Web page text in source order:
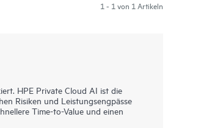
1 - 1 von 1 Artikeln
HPE Private Cloud AI ist die
Risiken und Leistungsengpässe
Time-to-Value und einen